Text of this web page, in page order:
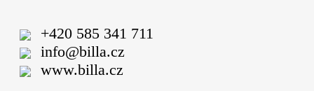
+420 585 341 711
info@billa.cz
www.billa.cz